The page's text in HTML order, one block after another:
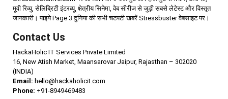
मूवी रिव्यु, सेलिब्रिटी इंटरव्यू, क्षेत्रीय सिनेमा, वेब सीरीज से जुड़ी सबसे लेटेस्ट और विस्तृत
जानकारी। पाइये Page 3 दुनिया की सभी चटपटी खबरें Stressbuster वेबसाइट पर।
Contact Us
HackaHolic IT Services Private Limited
16, New Atish Market, Maansarovar Jaipur, Rajasthan – 302020
(INDIA)
Email: hello@hackaholicit.com
Phone: +91-8949469483